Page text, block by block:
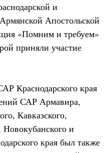
и
Апостольской
«Помним и требуем»
приняли участие
Краснодарского края
САР Армавира,
Кавказского,
Новокубанского и
края был также